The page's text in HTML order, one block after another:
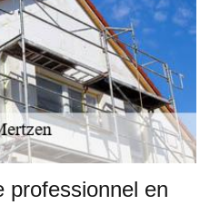
professionnel en